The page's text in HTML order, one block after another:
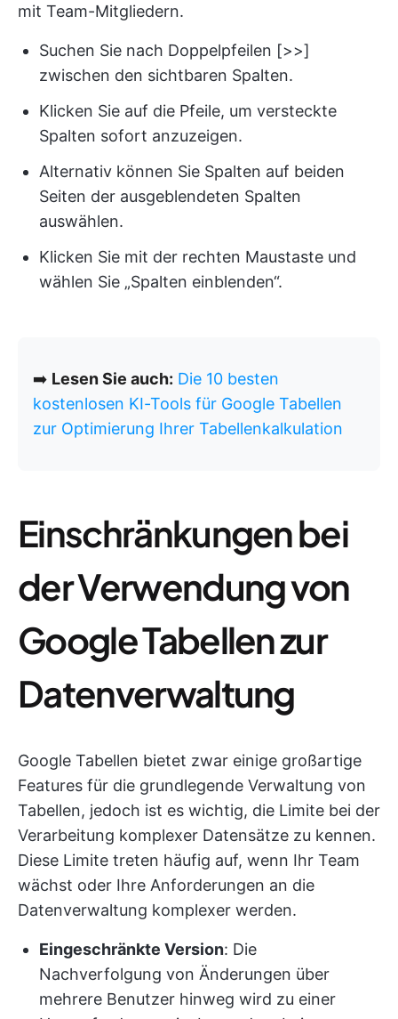
mit Team-Mitgliedern.
Suchen Sie nach Doppelpfeilen [>>]
zwischen den sichtbaren Spalten.
Klicken Sie auf die Pfeile, um versteckte
Spalten sofort anzuzeigen.
Alternativ können Sie Spalten auf beiden
Seiten der ausgeblendeten Spalten
auswählen.
Klicken Sie mit der rechten Maustaste und
wählen Sie „Spalten einblenden“.
➡️ Lesen Sie auch: Die 10 besten
kostenlosen KI-Tools für Google Tabellen
zur Optimierung Ihrer Tabellenkalkulation
Einschränkungen bei
der Verwendung von
Google Tabellen zur
Datenverwaltung
Google Tabellen bietet zwar einige großartige
Features für die grundlegende Verwaltung von
Tabellen, jedoch ist es wichtig, die Limite bei der
Verarbeitung komplexer Datensätze zu kennen.
Diese Limite treten häufig auf, wenn Ihr Team
wächst oder Ihre Anforderungen an die
Datenverwaltung komplexer werden.
Eingeschränkte Version: Die
Nachverfolgung von Änderungen über
mehrere Benutzer hinweg wird zu einer